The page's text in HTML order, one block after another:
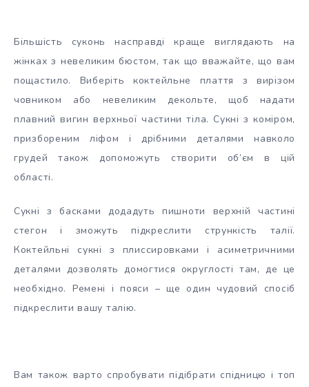
Більшість суконь насправді краще виглядають на
жінках з невеликим бюстом, так що вважайте, що вам
пощастило. Виберіть коктейльне плаття з вирізом
човником або невеликим декольте, щоб надати
плавний вигин верхньої частини тіла. Сукні з коміром,
призбореним ліфом і дрібними деталями навколо
грудей також допоможуть створити об’єм в цій
області.
Сукні з басками додадуть пишноти верхній частині
стегон і зможуть підкреслити стрункість талії.
Коктейльні сукні з плиссировками і асиметричними
деталями дозволять домогтися округлості там, де це
необхідно. Ремені і пояси – ще один чудовий спосіб
підкреслити вашу талію.
Вам також варто спробувати підібрати спідницю і топ